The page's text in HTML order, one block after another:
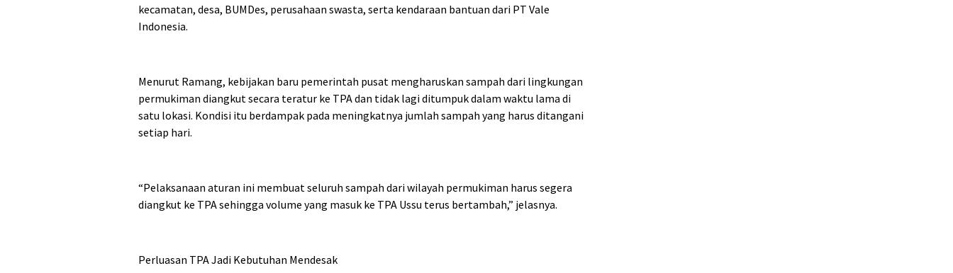
kecamatan, desa, BUMDes, perusahaan swasta, serta kendaraan bantuan dari PT Vale
Indonesia.
Menurut Ramang, kebijakan baru pemerintah pusat mengharuskan sampah dari lingkungan
permukiman diangkut secara teratur ke TPA dan tidak lagi ditumpuk dalam waktu lama di
satu lokasi. Kondisi itu berdampak pada meningkatnya jumlah sampah yang harus ditangani
setiap hari.
“Pelaksanaan aturan ini membuat seluruh sampah dari wilayah permukiman harus segera
diangkut ke TPA sehingga volume yang masuk ke TPA Ussu terus bertambah,” jelasnya.
Perluasan TPA Jadi Kebutuhan Mendesak